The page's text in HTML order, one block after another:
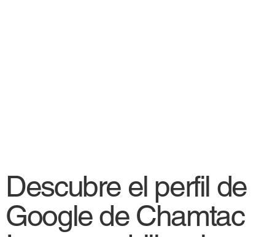
Descubre el perfil de
Google de Chamtac